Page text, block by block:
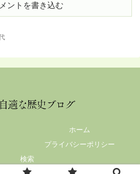
ントを書き込む
ホーム
プライバシーポリシー
検索